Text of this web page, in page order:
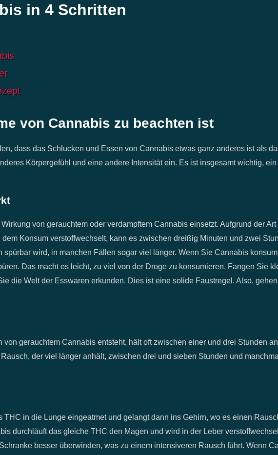
in 4 Schritten
von Cannabis zu beachten ist
dass das Schlucken und Essen von Cannabis etwas ganz anderes ist als
Körpergefühl und eine andere Intensität ein. Es ist insgesamt wichtig,
von gerauchtem oder verdampftem Cannabis einsetzt. Aufgrund der Art
Konsum verstoffwechselt, kann es zwischen dreißig Minuten und zwei
wird, in manchen Fällen sogar viel länger. Wenn Sie Cannabis
Das macht es leicht, zu viel von der Droge zu konsumieren. Fangen Sie
die Welt der Esswaren erkunden. Dies ist eine solide Faustregel. Also,
gerauchtem Cannabis entsteht, hält oft zwischen einer und drei Stunden
der viel länger anhält, zwischen drei und sieben Stunden und
in die Lunge eingeatmet und gelangt dann ins Gehirn, wo es einen
durchläuft das gleiche THC den Magen und wird in der Leber
besser überwinden, was zu einem intensiveren Rausch führt. Wenn